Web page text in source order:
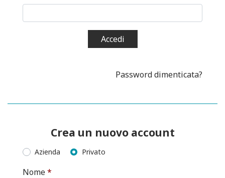
Password dimenticata?
Crea un nuovo account
Azienda Privato
Nome*